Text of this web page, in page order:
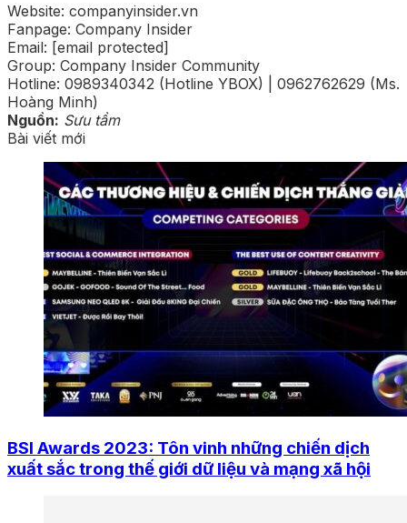
Website: companyinsider.vn
Fanpage: Company Insider
Email: [email protected]
Group: Company Insider Community
Hotline: 0989340342 (Hotline YBOX) | 0962762629 (Ms.
Hoàng Minh)
Nguồn: Sưu tầm
Bài viết mới
BSI Awards 2023: Tôn vinh những chiến dịch
xuất sắc trong thế giới dữ liệu và mạng xã hội